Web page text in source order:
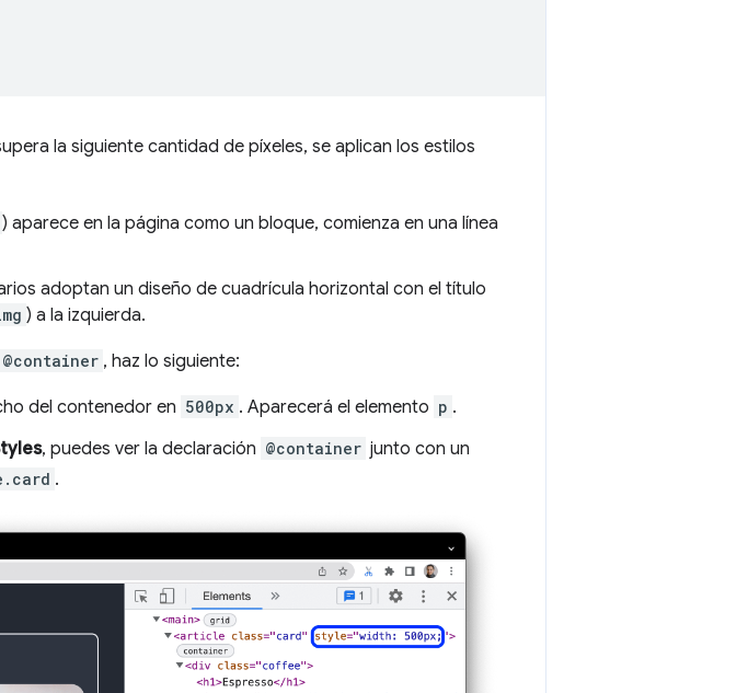
la siguiente cantidad de píxeles, se aplican los estilos
) aparece en la página como un bloque, comienza en una línea
adoptan un diseño de cuadrícula horizontal con el título
) a la izquierda.
@container , haz lo siguiente:
del contenedor en 500px . Aparecerá el elemento p .
, puedes ver la declaración @container junto con un
.